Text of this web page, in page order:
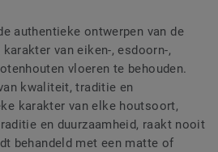
authentieke ontwerpen van de
van eiken-, esdoorn-,
vloeren te behouden.
kwaliteit, traditie en
karakter van elke houtsoort,
en duurzaamheid, raakt nooit
behandeld met een matte of